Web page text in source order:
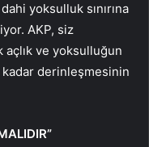
yoksulluk sınırına
AKP, siz
ve yoksulluğun
derinleşmesinin